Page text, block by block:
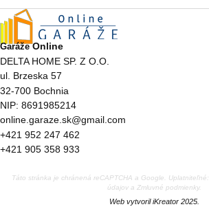
GarážeOnline
DELTA HOME SP. Z O.O.
ul. Brzeska 57
32-700 Bochnia
NIP: 8691985214
online.garaze.sk@gmail.com
+421 952 247 462
+421 905 358 933
Táto stránka je chránená reCAPTCHA a Google. Uplatniteľné:
údajova Zmluvné podmienky.
Web vytvoriliKreator 2025.